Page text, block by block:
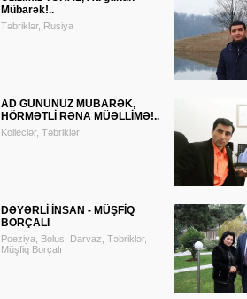
Mübarək!..
Təbriklər, Rusiya
AD GÜNÜNÜZ MÜBARƏK,
HÖRMƏTLİ RƏNA MÜƏLLİMƏ!..
Kolleclər, Təbriklər
DƏYƏRLİ İNSAN - MÜŞFİQ
BORÇALI
Poeziya, Bolus, Darvaz, Təbriklər,
Müşfiq Borçalı